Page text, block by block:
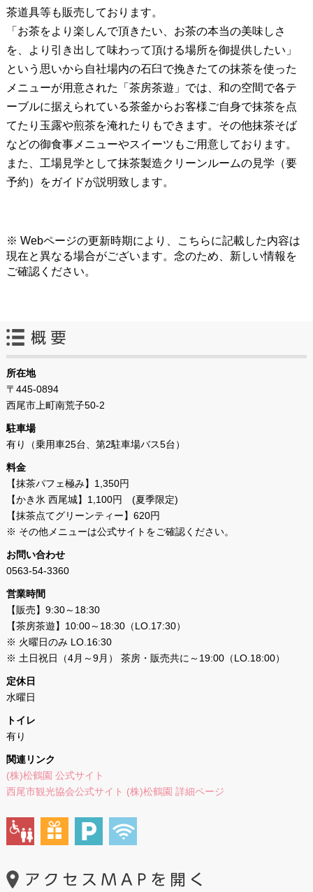
茶道具等も販売しております。
「お茶をより楽しんで頂きたい、お茶の本当の美味しさ
を、より引き出して味わって頂ける場所を御提供したい」
という思いから自社場内の石臼で挽きたての抹茶を使った
メニューが用意された「茶房茶遊」では、和の空間で各テ
ーブルに据えられている茶釜からお客様ご自身で抹茶を点
てたり玉露や煎茶を淹れたりもできます。その他抹茶そば
などの御食事メニューやスイーツもご用意しております。
また、工場見学として抹茶製造クリーンルームの見学（要
予約）をガイドが説明致します。
※ Webページの更新時期により、こちらに記載した内容は
現在と異なる場合がございます。念のため、新しい情報を
ご確認ください。
所在地
〒445-0894
西尾市上町南荒子50-2
駐車場
有り（乗用車25台、第2駐車場バス5台）
料金
【抹茶パフェ極み】1,350円
【かき氷 西尾城】1,100円 (夏季限定)
【抹茶点てグリーンティー】620円
※ その他メニューは公式サイトをご確認ください。
お問い合わせ
0563-54-3360
営業時間
【販売】9:30～18:30
【茶房茶遊】10:00～18:30（LO.17:30）
※ 火曜日のみ LO.16:30
※ 土日祝日（4月～9月） 茶房・販売共に～19:00（LO.18:00）
定休日
水曜日
トイレ
有り
関連リンク
(株)松鶴園 公式サイト
西尾市観光協会公式サイト (株)松鶴園 詳細ページ